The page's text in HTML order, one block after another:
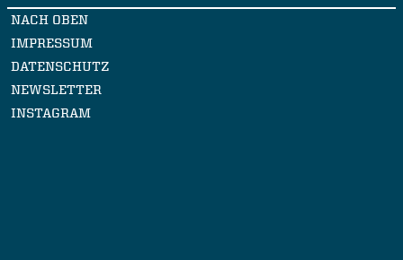
NACH OBEN
IMPRESSUM
DATENSCHUTZ
NEWSLETTER
INSTAGRAM